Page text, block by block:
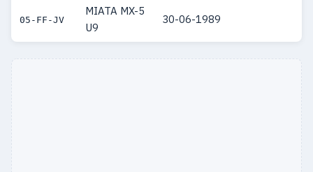
05-FF-JV
MIATA MX-5
U9
30-06-1989